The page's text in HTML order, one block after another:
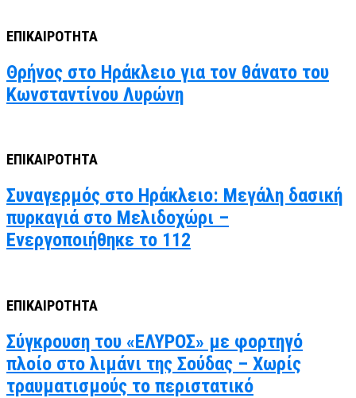
ΕΠΙΚΑΙΡΟΤΗΤΑ
Θρήνος στο Ηράκλειο για τον θάνατο του
Κωνσταντίνου Λυρώνη
ΕΠΙΚΑΙΡΟΤΗΤΑ
Συναγερμός στο Ηράκλειο: Μεγάλη δασική
πυρκαγιά στο Μελιδοχώρι –
Ενεργοποιήθηκε το 112
ΕΠΙΚΑΙΡΟΤΗΤΑ
Σύγκρουση του «ΕΛΥΡΟΣ» με φορτηγό
πλοίο στο λιμάνι της Σούδας – Χωρίς
τραυματισμούς το περιστατικό